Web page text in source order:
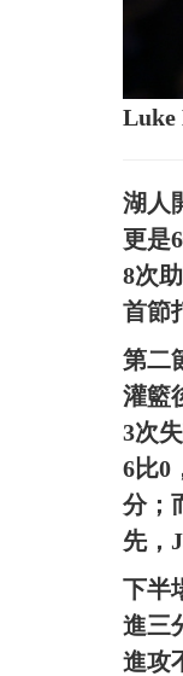
Luke
湖人
更是
8次
首節
第二
灌籃
3次
6比0
分；
先，
下半
進三
進攻